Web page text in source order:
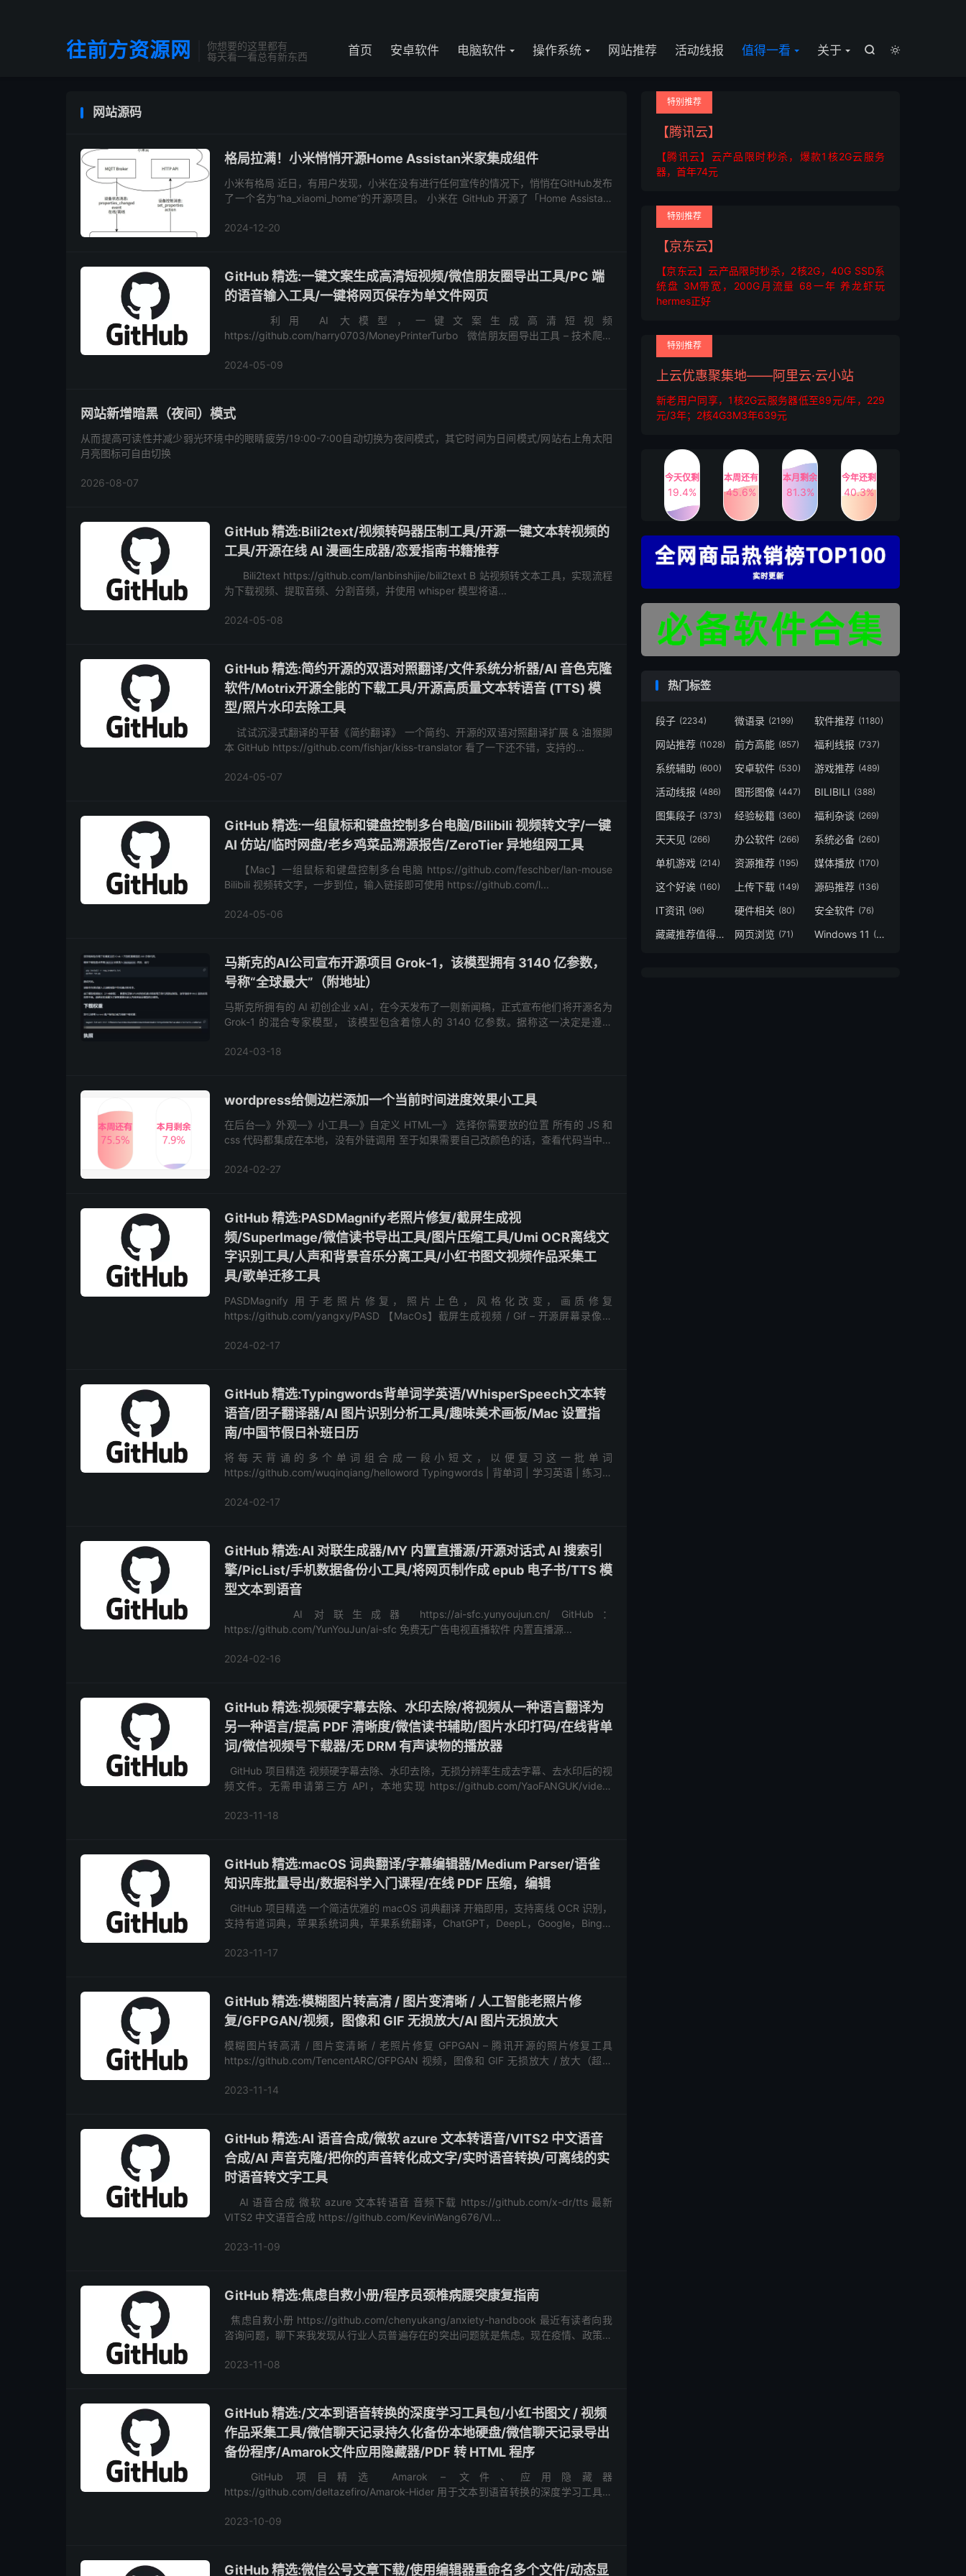
往前方资源网
你想要的这里都有
每天看一看总有新东西


首页 安卓软件 电脑软件 操作系统 网站推荐 活动线报 值得一看 关于
网站源码
格局拉满！小米悄悄开源Home Assistan米家集成组件
小米有格局 近日，有用户发现，小米在没有进行任何宣传的情况下，悄悄在GitHub发布
了一个名为“ha_xiaomi_home”的开源项目。 小米在 GitHub 开源了「Home Assistant
2024-12-20
GitHub 精选:一键文案生成高清短视频/微信朋友圈导出工具/PC 端
的语音输入工具/一键将网页保存为单文件网页
利用 AI 大模型，一键文案生成高清短视频
https://github.com/harry0703/MoneyPrinterTurbo 微信朋友圈导出工具 – 技术爬爬
2024-05-09
网站新增暗黑（夜间）模式
从而提高可读性并减少弱光环境中的眼睛疲劳/19:00-7:00自动切换为夜间模式，其它时间为日间模式/网站右上角太阳
月亮图标可自由切换
2026-08-07
GitHub 精选:Bili2text/视频转码器压制工具/开源一键文本转视频的
工具/开源在线 AI 漫画生成器/恋爱指南书籍推荐
Bili2text https://github.com/lanbinshijie/bili2text B 站视频转文本工具，实现流程
为下载视频、提取音频、分割音频，并使用 whisper 模型将语...
2024-05-08
GitHub 精选:简约开源的双语对照翻译/文件系统分析器/AI 音色克隆
软件/Motrix开源全能的下载工具/开源高质量文本转语音 (TTS) 模
型/照片水印去除工具
试试沉浸式翻译的平替《简约翻译》 一个简约、开源的双语对照翻译扩展 & 油猴脚
本 GitHub https://github.com/fishjar/kiss-translator 看了一下还不错，支持的...
2024-05-07
GitHub 精选:一组鼠标和键盘控制多台电脑/Bilibili 视频转文字/一键
AI 仿站/临时网盘/老乡鸡菜品溯源报告/ZeroTier 异地组网工具
【Mac】一组鼠标和键盘控制多台电脑 https://github.com/feschber/lan-mouse
Bilibili 视频转文字，一步到位，输入链接即可使用 https://github.com/l...
2024-05-06
马斯克的AI公司宣布开源项目 Grok-1，该模型拥有 3140 亿参数，
号称“全球最大”（附地址）
马斯克所拥有的 AI 初创企业 xAI，在今天发布了一则新闻稿，正式宣布他们将开源名为
Grok-1 的混合专家模型， 该模型包含着惊人的 3140 亿参数。据称这一决定是遵循
2024-03-18
wordpress给侧边栏添加一个当前时间进度效果小工具
在后台—》外观—》小工具—》自定义 HTML—》 选择你需要放的位置 所有的 JS 和
css 代码都集成在本地，没有外链调用 至于如果需要自己改颜色的话，查看代码当中的
2024-02-27
GitHub 精选:PASDMagnify老照片修复/截屏生成视
频/SuperImage/微信读书导出工具/图片压缩工具/Umi OCR离线文
字识别工具/人声和背景音乐分离工具/小红书图文视频作品采集工
具/歌单迁移工具
PASDMagnify 用于老照片修复，照片上色，风格化改变，画质修复
https://github.com/yangxy/PASD 【MacOs】截屏生成视频 / Gif – 开源屏幕录像机
2024-02-17
GitHub 精选:Typingwords背单词学英语/WhisperSpeech文本转
语音/团子翻译器/AI 图片识别分析工具/趣味美术画板/Mac 设置指
南/中国节假日补班日历
将每天背诵的多个单词组合成一段小短文，以便复习这一批单词
https://github.com/wuqinqiang/helloword Typingwords | 背单词 | 学习英语 | 练习文
2024-02-17
GitHub 精选:AI 对联生成器/MY 内置直播源/开源对话式 AI 搜索引
擎/PicList/手机数据备份小工具/将网页制作成 epub 电子书/TTS 模
型文本到语音
AI 对联生成器 https://ai-sfc.yunyoujun.cn/ GitHub：
https://github.com/YunYouJun/ai-sfc 免费无广告电视直播软件 内置直播源...
2024-02-16
GitHub 精选:视频硬字幕去除、水印去除/将视频从一种语言翻译为
另一种语言/提高 PDF 清晰度/微信读书辅助/图片水印打码/在线背单
词/微信视频号下载器/无 DRM 有声读物的播放器
GitHub 项目精选 视频硬字幕去除、水印去除，无损分辨率生成去字幕、去水印后的视
频文件。无需申请第三方 API，本地实现 https://github.com/YaoFANGUK/video-
2023-11-18
GitHub 精选:macOS 词典翻译/字幕编辑器/Medium Parser/语雀
知识库批量导出/数据科学入门课程/在线 PDF 压缩，编辑
GitHub 项目精选 一个简洁优雅的 macOS 词典翻译 开箱即用，支持离线 OCR 识别，
支持有道词典，苹果系统词典，苹果系统翻译，ChatGPT，DeepL，Google，Bing，
2023-11-17
GitHub 精选:模糊图片转高清 / 图片变清晰 / 人工智能老照片修
复/GFPGAN/视频，图像和 GIF 无损放大/AI 图片无损放大
模糊图片转高清 / 图片变清晰 / 老照片修复 GFPGAN – 腾讯开源的照片修复工具
https://github.com/TencentARC/GFPGAN 视频，图像和 GIF 无损放大 / 放大（超分
2023-11-14
GitHub 精选:AI 语音合成/微软 azure 文本转语音/VITS2 中文语音
合成/AI 声音克隆/把你的声音转化成文字/实时语音转换/可离线的实
时语音转文字工具
AI 语音合成 微软 azure 文本转语音 音频下载 https://github.com/x-dr/tts 最新
VITS2 中文语音合成 https://github.com/KevinWang676/VI...
2023-11-09
GitHub 精选:焦虑自救小册/程序员颈椎病腰突康复指南
焦虑自救小册 https://github.com/chenyukang/anxiety-handbook 最近有读者向我
咨询问题，聊下来我发现从行业人员普遍存在的突出问题就是焦虑。现在疫情、政策等
2023-11-08
GitHub 精选:/文本到语音转换的深度学习工具包/小红书图文 / 视频
作品采集工具/微信聊天记录持久化备份本地硬盘/微信聊天记录导出
备份程序/Amarok文件应用隐藏器/PDF 转 HTML 程序
GitHub 项目精选 Amarok – 文件、应用隐藏器
https://github.com/deltazefiro/Amarok-Hider 用于文本到语音转换的深度学习工具包
2023-10-09
GitHub 精选:微信公号文章下载/使用编辑器重命名多个文件/动态显
特别推荐
【腾讯云】
【腾讯云】云产品限时秒杀，爆款1核2G云服务
器，首年74元
特别推荐
【京东云】
【京东云】云产品限时秒杀，2核2G，40G SSD系
统盘 3M带宽，200G月流量 68一年 养龙虾玩
hermes正好
特别推荐
上云优惠聚集地——阿里云·云小站
新老用户同享，1核2G云服务器低至89元/年，229
元/3年；2核4G3M3年639元
今天仅剩
19.4%
本周还有
45.6%
本月剩余
81.3%
今年还剩
40.3%
热门标签
段子 (2234) 微语录 (2199) 软件推荐 (1180)
网站推荐 (1028) 前方高能 (857) 福利线报 (737)
系统辅助 (600) 安卓软件 (530) 游戏推荐 (489)
活动线报 (486) 图形图像 (447) BILIBILI (388)
图集段子 (373) 经验秘籍 (360) 福利杂谈 (269)
天天见 (266) 办公软件 (266) 系统必备 (260)
单机游戏 (214) 资源推荐 (195) 媒体播放 (170)
这个好诶 (160) 上传下载 (149) 源码推荐 (136)
IT资讯 (96) 硬件相关 (80) 安全软件 (76)
藏藏推荐值得一看 (73)
网页浏览 (71) Windows 11 (48)